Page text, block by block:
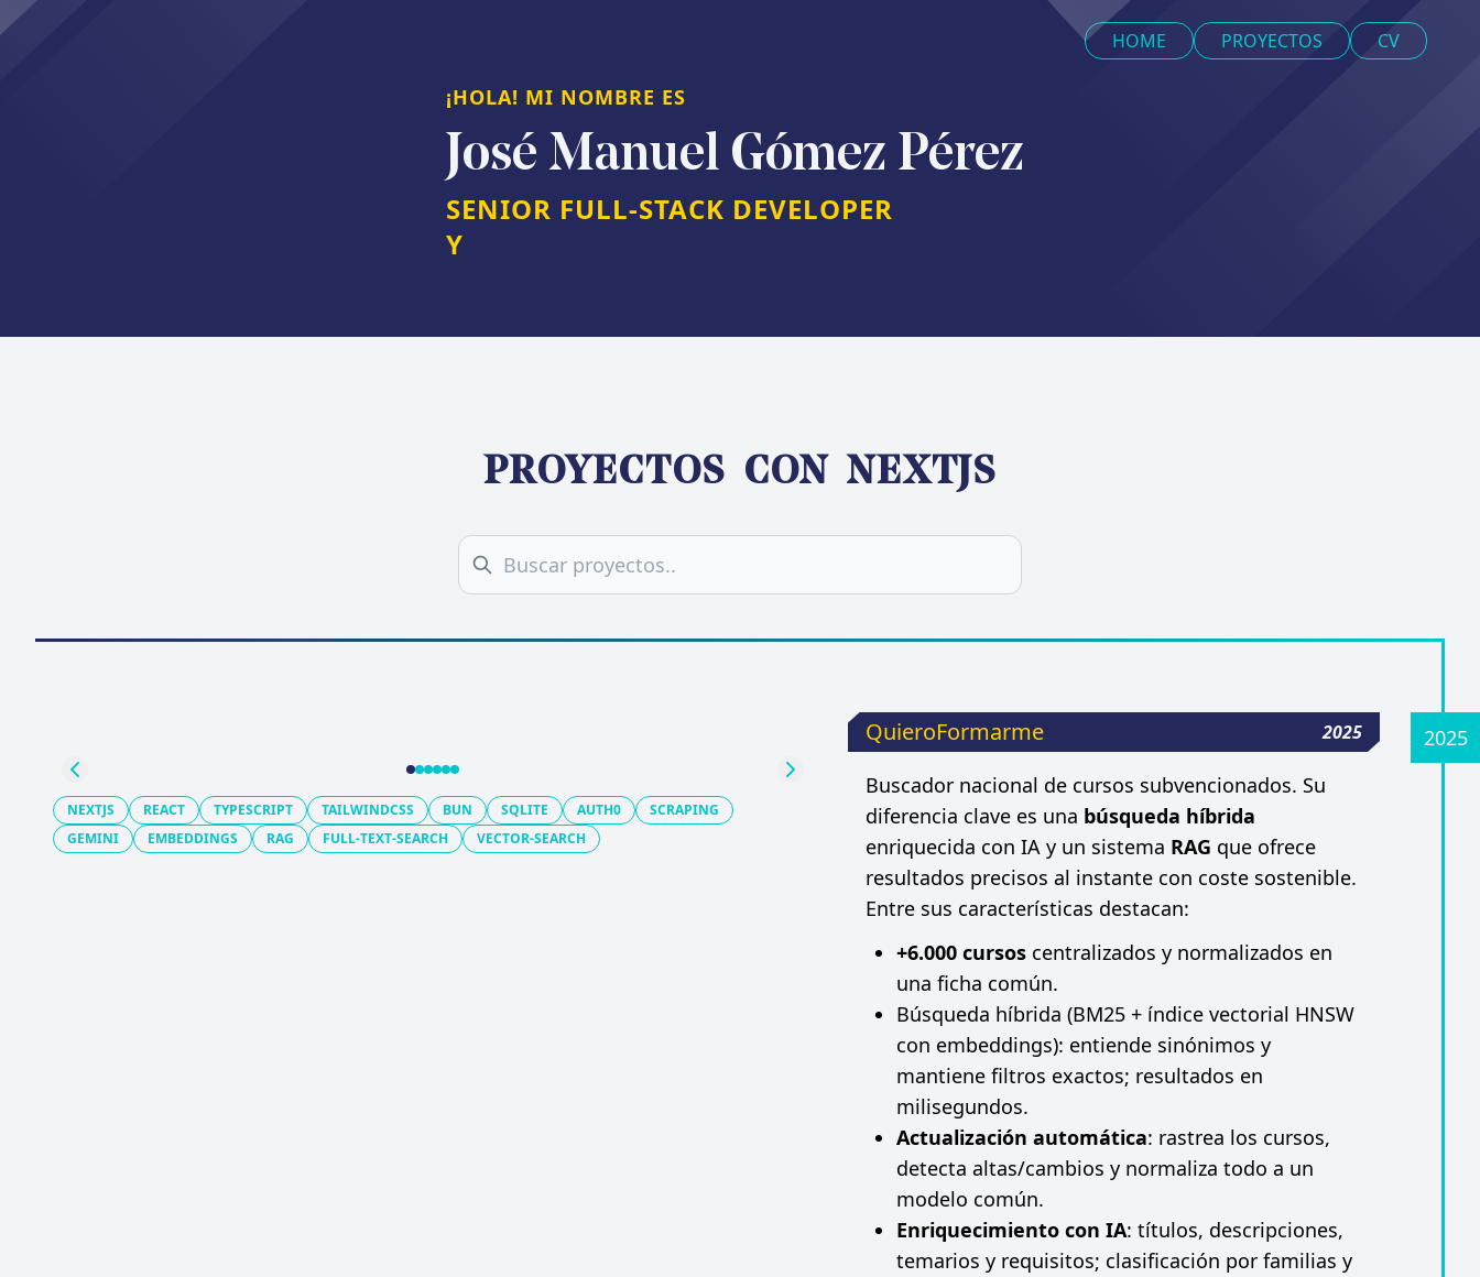
HOME PROYECTOS CV
José Manuel Gómez Pérez
SENIOR FULL-STACK DEVELOPER
Y
¡HOLA! MI NOMBRE ES
PROYECTOS CONNEXTJS
QuieroFormarme 2025
Buscador nacional de cursos subvencionados. Su
diferencia clave es una búsqueda híbrida
enriquecida con IA y un sistema RAG que ofrece
resultados precisos al instante con coste sostenible.
Entre sus características destacan:
+6.000 cursoscentralizados y normalizados en
una ficha común.
Búsqueda híbrida (BM25 + índice vectorial HNSW
con embeddings): entiende sinónimos y
mantiene filtros exactos; resultados en
milisegundos.
Actualización automática: rastrea los cursos,
detecta altas/cambios y normaliza todo a un
modelo común.
Enriquecimiento con IA: títulos, descripciones,
temarios y requisitos; clasificación por familias y
Previo Siguiente
NEXTJS REACT TYPESCRIPT TAILWINDCSS BUN SQLITE AUTH0
SCRAPING
GEMINI
EMBEDDINGS RAG FULL-TEXT-SEARCH VECTOR-SEARCH